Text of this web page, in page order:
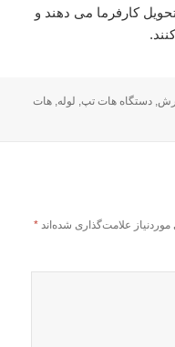
کارفرما می دهند و
,دستگاه هات تپ, لوله,هات
علامت‌گذاری شده‌اند*